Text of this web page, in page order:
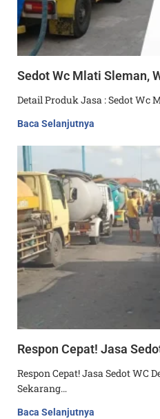
Detail Produk Jasa : Sedot Wc
Baca Selanjutnya
Respon Cepat! Jasa Sedot WC
Sekarang…
Baca Selanjutnya